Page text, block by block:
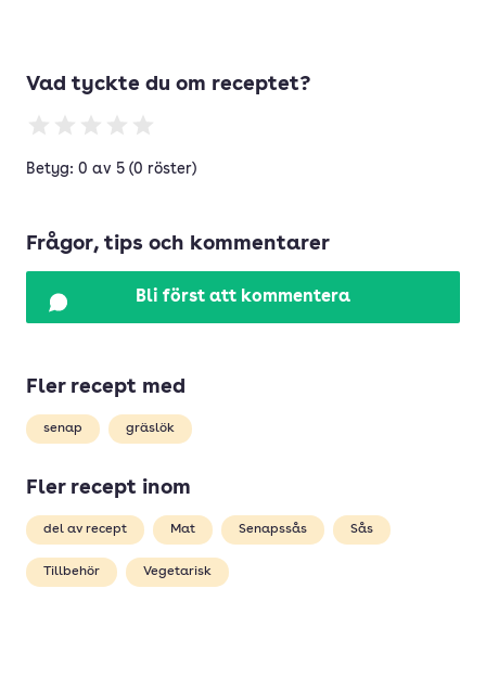
Vad tyckte du om receptet?
Betyg: 0 av 5 (0 röster)
Frågor, tips och kommentarer
Bli först att kommentera
Fler recept med
senap gräslök
Fler recept inom
del av recept Mat Senapssås Sås
Tillbehör Vegetarisk